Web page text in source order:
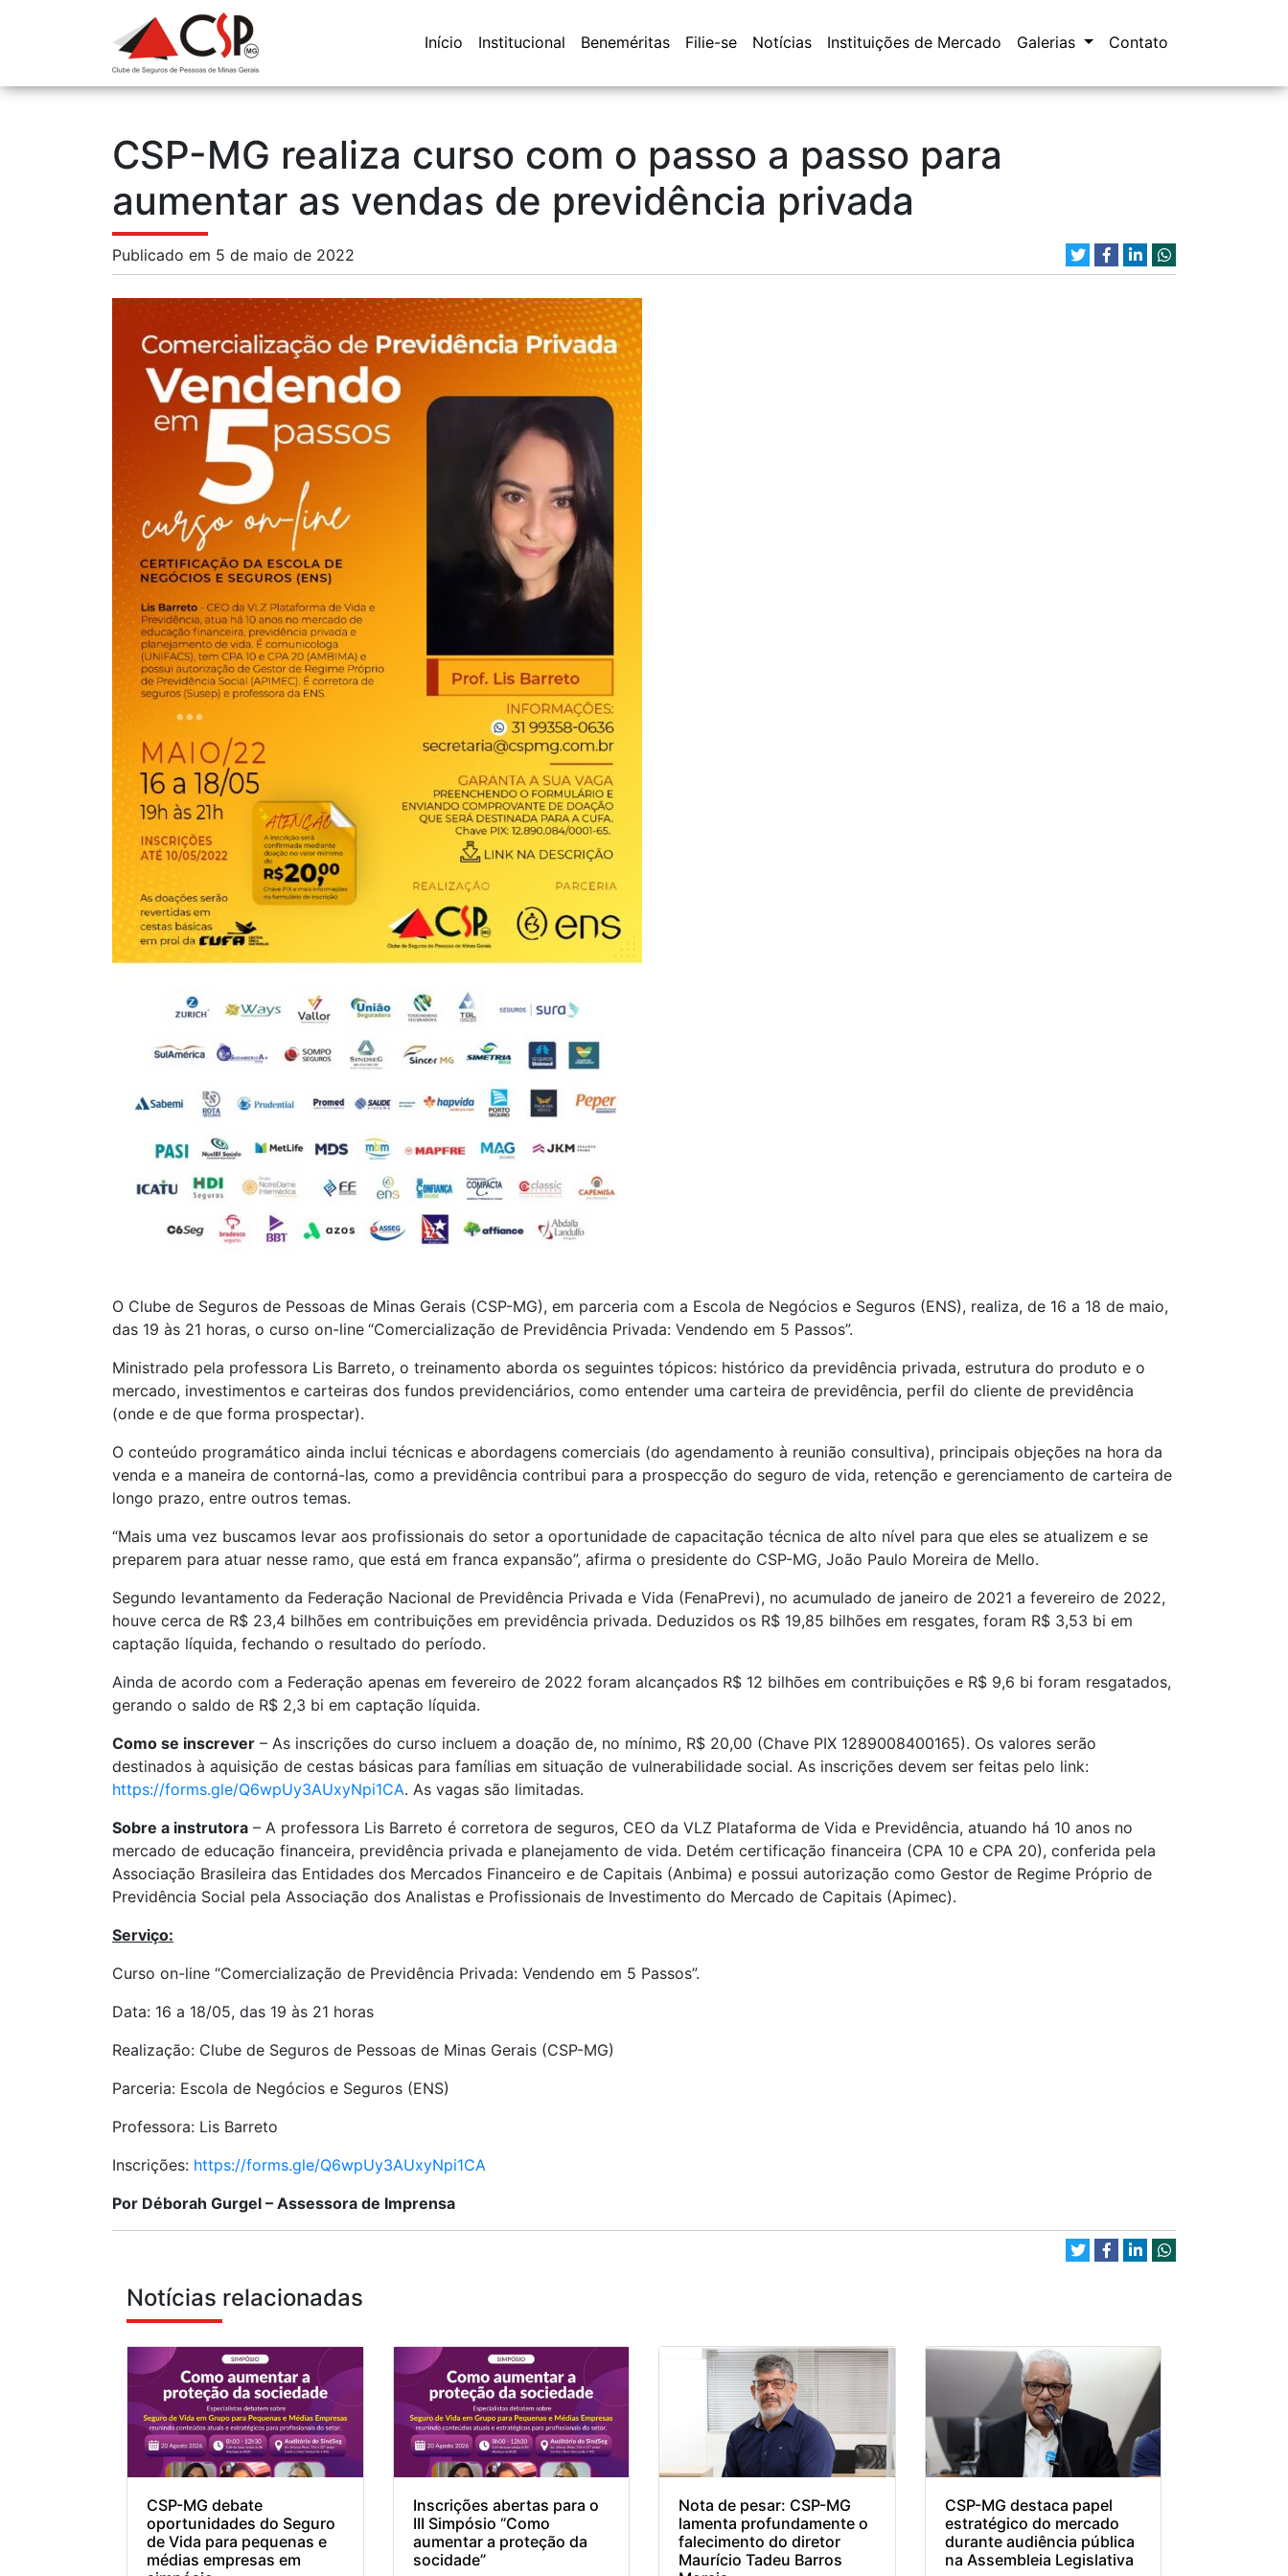
Início Institucional Beneméritas Filie-se Notícias Instituições de Mercado Galerias Contato
CSP-MG realiza curso com o passo a passo para
aumentar as vendas de previdência privada
Publicado em 5 de maio de 2022
O Clube de Seguros de Pessoas de Minas Gerais (CSP-MG), em parceria com a Escola de Negócios e Seguros (ENS), realiza, de 16 a 18 de maio,
das 19 às 21 horas, o curso on-line “Comercialização de Previdência Privada: Vendendo em 5 Passos”.
Ministrado pela professora Lis Barreto, o treinamento aborda os seguintes tópicos: histórico da previdência privada, estrutura do produto e o
mercado, investimentos e carteiras dos fundos previdenciários, como entender uma carteira de previdência, perfil do cliente de previdência
(onde e de que forma prospectar).
O conteúdo programático ainda inclui técnicas e abordagens comerciais (do agendamento à reunião consultiva), principais objeções na hora da
venda e a maneira de contorná-las, como a previdência contribui para a prospecção do seguro de vida, retenção e gerenciamento de carteira de
longo prazo, entre outros temas.
“Mais uma vez buscamos levar aos profissionais do setor a oportunidade de capacitação técnica de alto nível para que eles se atualizem e se
preparem para atuar nesse ramo, que está em franca expansão”, afirma o presidente do CSP-MG, João Paulo Moreira de Mello.
Segundo levantamento da Federação Nacional de Previdência Privada e Vida (FenaPrevi), no acumulado de janeiro de 2021 a fevereiro de 2022,
houve cerca de R$ 23,4 bilhões em contribuições em previdência privada. Deduzidos os R$ 19,85 bilhões em resgates, foram R$ 3,53 bi em
captação líquida, fechando o resultado do período.
Ainda de acordo com a Federação apenas em fevereiro de 2022 foram alcançados R$ 12 bilhões em contribuições e R$ 9,6 bi foram resgatados,
gerando o saldo de R$ 2,3 bi em captação líquida.
Como se inscrever – As inscrições do curso incluem a doação de, no mínimo, R$ 20,00 (Chave PIX 1289008400165). Os valores serão
destinados à aquisição de cestas básicas para famílias em situação de vulnerabilidade social. As inscrições devem ser feitas pelo link:
https://forms.gle/Q6wpUy3AUxyNpi1CA. As vagas são limitadas.
Sobre a instrutora – A professora Lis Barreto é corretora de seguros, CEO da VLZ Plataforma de Vida e Previdência, atuando há 10 anos no
mercado de educação financeira, previdência privada e planejamento de vida. Detém certificação financeira (CPA 10 e CPA 20), conferida pela
Associação Brasileira das Entidades dos Mercados Financeiro e de Capitais (Anbima) e possui autorização como Gestor de Regime Próprio de
Previdência Social pela Associação dos Analistas e Profissionais de Investimento do Mercado de Capitais (Apimec).
Serviço:
Curso on-line “Comercialização de Previdência Privada: Vendendo em 5 Passos”.
Data: 16 a 18/05, das 19 às 21 horas
Realização: Clube de Seguros de Pessoas de Minas Gerais (CSP-MG)
Parceria: Escola de Negócios e Seguros (ENS)
Professora: Lis Barreto
Inscrições: https://forms.gle/Q6wpUy3AUxyNpi1CA
Por Déborah Gurgel – Assessora de Imprensa
Notícias relacionadas
CSP-MG debate
oportunidades do Seguro
de Vida para pequenas e
médias empresas em
Inscrições abertas para o
III Simpósio “Como
aumentar a proteção da
socidade”
Nota de pesar: CSP-MG
lamenta profundamente o
falecimento do diretor
Maurício Tadeu Barros
CSP-MG destaca papel
estratégico do mercado
durante audiência pública
na Assembleia Legislativa